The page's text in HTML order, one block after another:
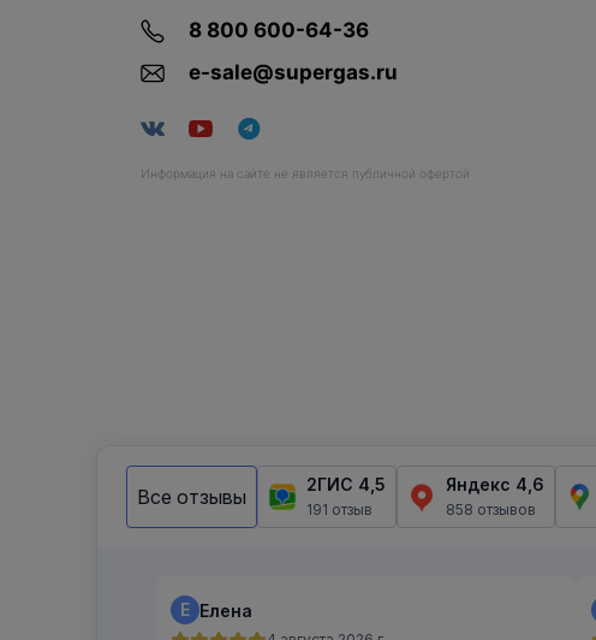
8 800 600-64-36
e-sale@supergas.ru
Информация на сайте не является публичной офертой